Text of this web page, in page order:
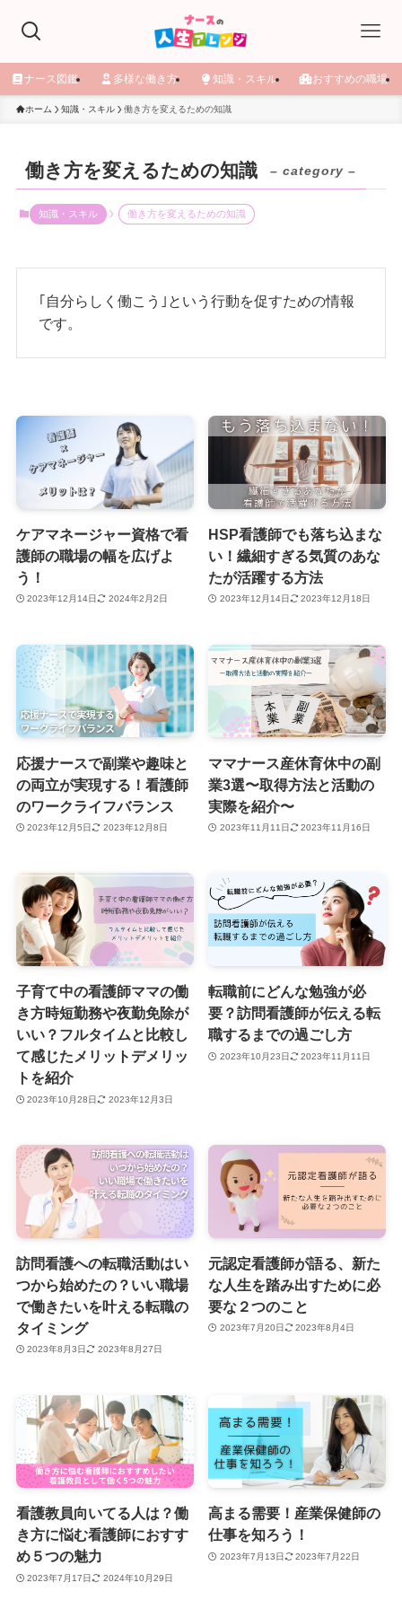
ナース図鑑 多様な働き方 知識・スキル おすすめの職場
ホーム 知識・スキル 働き方を変えるための知識
働き方を変えるための知識 – category –
知識・スキル 働き方を変えるための知識
｢自分らしく働こう｣という行動を促すための情報
です。
ケアマネージャー資格で看
護師の職場の幅を広げよ
う！
2023年12月14日 2024年2月2日
HSP看護師でも落ち込まな
い！繊細すぎる気質のあな
たが活躍する方法
2023年12月14日 2023年12月18日
応援ナースで副業や趣味と
の両立が実現する！看護師
のワークライフバランス
2023年12月5日 2023年12月8日
ママナース産休育休中の副
業3選〜取得方法と活動の
実際を紹介〜
2023年11月11日 2023年11月16日
子育て中の看護師ママの働
き方時短勤務や夜勤免除が
いい？フルタイムと比較し
て感じたメリットデメリッ
トを紹介
2023年10月28日 2023年12月3日
転職前にどんな勉強が必
要？訪問看護師が伝える転
職するまでの過ごし方
2023年10月23日 2023年11月11日
訪問看護への転職活動はい
つから始めたの？いい職場
で働きたいを叶える転職の
タイミング
2023年8月3日 2023年8月27日
元認定看護師が語る、新た
な人生を踏み出すために必
要な２つのこと
2023年7月20日 2023年8月4日
看護教員向いてる人は？働
き方に悩む看護師におすす
め５つの魅力
2023年7月17日 2024年10月29日
高まる需要！産業保健師の
仕事を知ろう！
2023年7月13日 2023年7月22日